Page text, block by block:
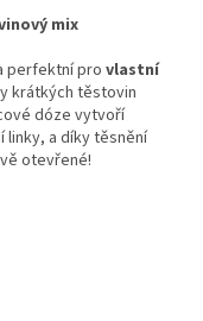
mix
perfektní pro vlastní
krátkých těstovin
dóze vytvoří
linky, a díky těsnění
otevřené!